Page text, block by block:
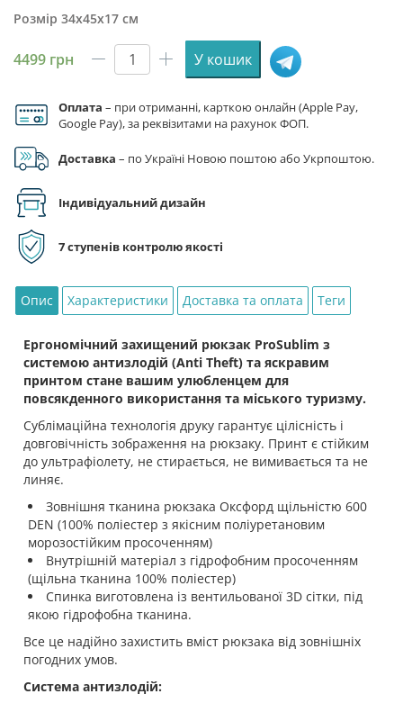
Розмір 34х45х17 см
4499 грн
Рюкзак
патріотичний
"Козак
Cossack
кількість
У кошик
Оплата – при отриманні, карткою онлайн (Apple Pay,
Google Pay), за реквізитами на рахунок ФОП.
Доставка – по Україні Новою поштою або Укрпоштою.
Індивідуальний дизайн
7 ступенів контролю якості
Опис Характеристики Доставка та оплата Теги
Ергономічний захищений рюкзак ProSublim з
системою антизлодій (Anti Theft) та яскравим
принтом стане вашим улюбленцем для
повсякденного використання та міського туризму.
Сублімаційна технологія друку гарантує цілісність і
довговічність зображення на рюкзаку. Принт є стійким
до ультрафіолету, не стирається, не вимивається та не
линяє.
Зовнішня тканина рюкзака Оксфорд щільністю 600
DEN (100% поліестер з якісним поліуретановим
морозостійким просоченням)
Внутрішній матеріал з гідрофобним просоченням
(щільна тканина 100% поліестер)
Спинка виготовлена із вентильованої 3D сітки, під
якою гідрофобна тканина.
Все це надійно захистить вміст рюкзака від зовнішніх
погодних умов.
Система антизлодій: